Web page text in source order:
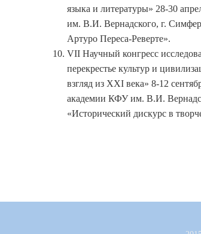
языка и литературы» 28-30
им. В.И. Вернадского, г.
Артуро Переса-Реверте».
VII Научный конгресс
перекрестье культур и
взгляд из XXI века» 8-12
академии КФУ им. В.И.
«Исторический дискурс в